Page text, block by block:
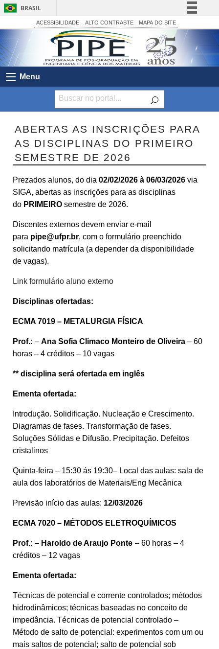
BRASIL
Simplifique!
Comunica BR
Participe
Acesso à informação
Canais
ACESSIBILIDADE ALTO CONTRASTE MAPA DO SITE
Menu
ABERTAS AS INSCRIÇÕES PARA
AS DISCIPLINAS DO PRIMEIRO
SEMESTRE DE 2026
Prezados alunos, do dia 02/02/2026 à 06/03/2026 via
SIGA, abertas as inscrições para as disciplinas
do PRIMEIRO semestre de 2026.
Discentes externos devem enviar e-mail
para pipe@ufpr.br, com o formulário preenchido
solicitando matrícula (a depender da disponibilidade
de vagas).
Link formulário aluno externo
Disciplinas ofertadas:
ECMA 7019 – METALURGIA FÍSICA
Prof.: – Ana Sofia Climaco Monteiro de Oliveira – 60
horas – 4 créditos – 10 vagas
** disciplina será ofertada em inglês
Ementa ofertada:
Introdução. Solidificação. Nucleação e Crescimento.
Diagramas de fases. Transformação de fases.
Soluções Sólidas e Difusão. Precipitação. Defeitos
cristalinos
Quinta-feira – 15:30 ás 19:30– Local das aulas: sala de
aula dos laboratórios de Materiais/Eng Mecânica
Previsão início das aulas: 12/03/2026
ECMA 7020 – MÉTODOS ELETROQUÍMICOS
Prof.: – Haroldo de Araujo Ponte – 60 horas – 4
créditos – 12 vagas
Ementa ofertada:
Técnicas de potencial e corrente controlados; métodos
hidrodinâmicos; técnicas baseadas no conceito de
impedância. Técnicas de potencial controlado –
Método de salto de potencial: experimentos com um ou
mais saltos de potencial; salto de potencial sob